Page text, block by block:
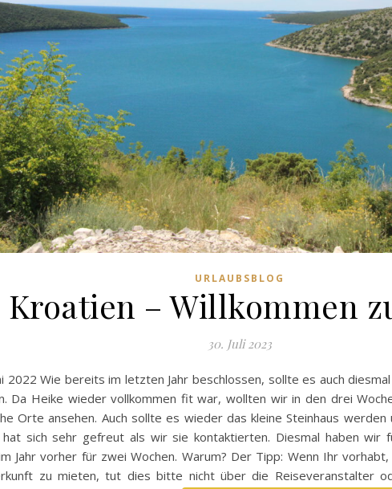
URLAUBSBLOG
Kroatien – Willkommen
30. Juli 2023
2022 Wie bereits im letzten Jahr beschlossen, sollte es auch
Da Heike wieder vollkommen fit war, wollten wir in den drei
Orte ansehen. Auch sollte es wieder das kleine Steinhaus
sich sehr gefreut als wir sie kontaktierten. Diesmal haben wir
Jahr vorher für zwei Wochen. Warum? Der Tipp: Wenn Ihr
zu mieten, tut dies bitte nicht über die Reiseveranstalter